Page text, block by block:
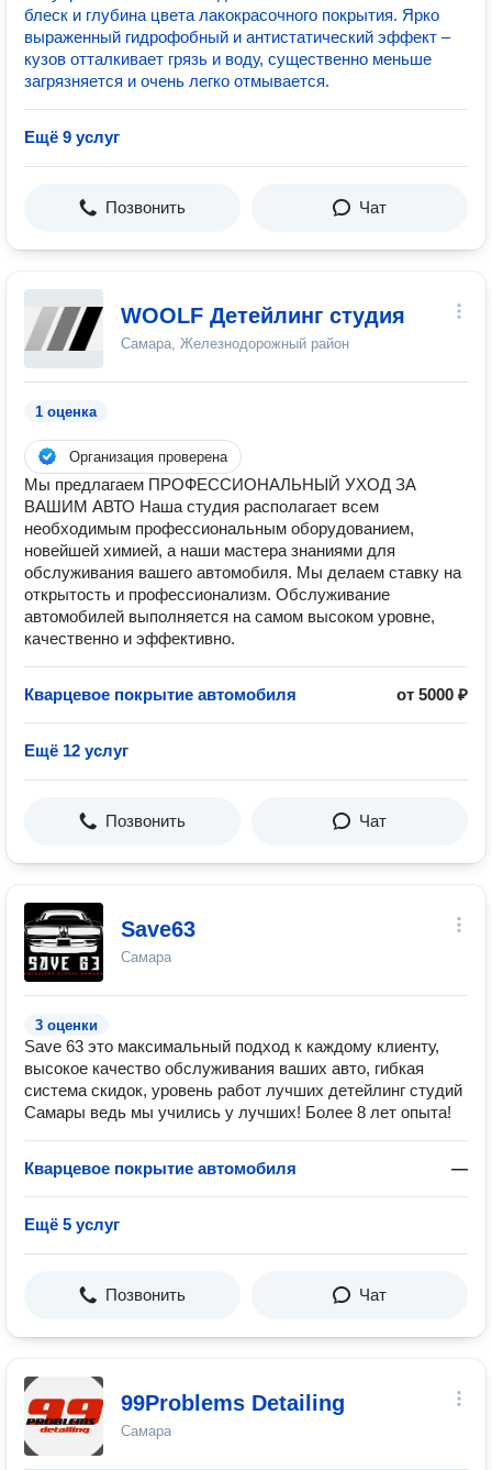
блеск и глубина цвета лакокрасочного покрытия. Ярко
выраженный гидрофобный и антистатический эффект –
кузов отталкивает грязь и воду, существенно меньше
загрязняется и очень легко отмывается.
Ещё 9 услуг
Позвонить Чат
WOOLF Детейлинг студия
Самара, Железнодорожный район
1 оценка
Организация проверена
Мы предлагаем ПРОФЕССИОНАЛЬНЫЙ УХОД ЗА
ВАШИМ АВТО Наша студия располагает всем
необходимым профессиональным оборудованием,
новейшей химией, а наши мастера знаниями для
обслуживания вашего автомобиля. Мы делаем ставку на
открытость и профессионализм. Обслуживание
автомобилей выполняется на самом высоком уровне,
качественно и эффективно.
Кварцевое покрытие автомобиля от 5000 ₽
Ещё 12 услуг
Позвонить Чат
Save63
Самара
3 оценки
Save 63 это максимальный подход к каждому клиенту,
высокое качество обслуживания ваших авто, гибкая
система скидок, уровень работ лучших детейлинг студий
Самары ведь мы учились у лучших! Более 8 лет опыта!
Кварцевое покрытие автомобиля —
Ещё 5 услуг
Позвонить Чат
99Problems Detailing
Самара